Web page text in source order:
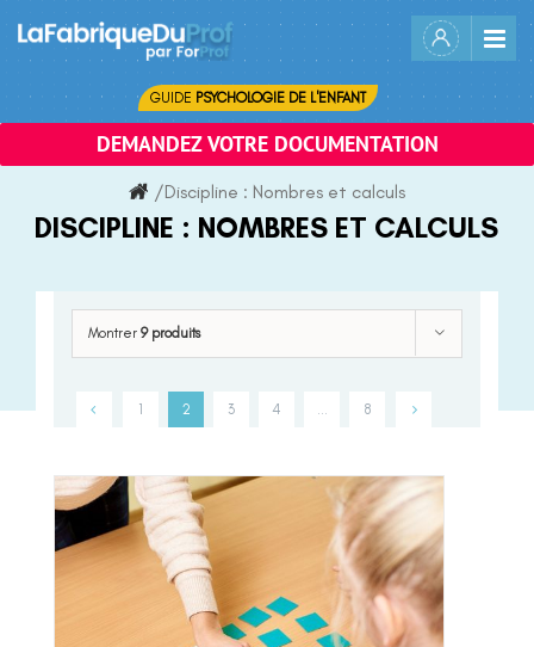
content
GUIDE PSYCHOLOGIE DE L'ENFANT
DEMANDEZ VOTRE DOCUMENTATION
/Discipline : Nombres et calculs
DISCIPLINE : NOMBRES ET CALCULS
Montrer 9 produits
1 2 3 4 8